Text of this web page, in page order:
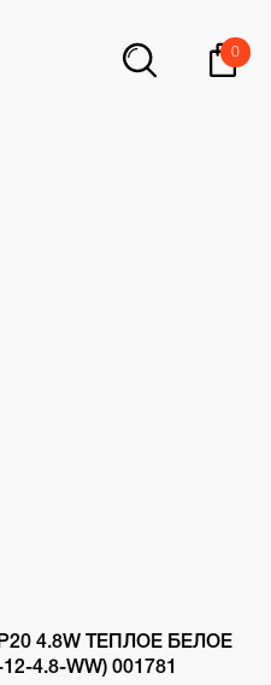
0
4.8W ТЕПЛОЕ БЕЛОЕ
4.8-WW) 001781